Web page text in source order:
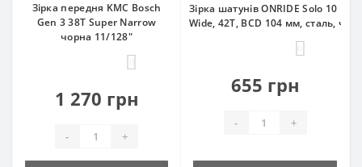
Зірка передня KMC Bosch
Gen 3 38Т Super Narrow
чорна 11/128"
1 270 грн
- +
Зірка шатунів ONRIDE Solo 10
Wide, 42Т, BCD 104 мм, сталь,
655 грн
- +